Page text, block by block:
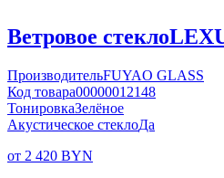
Ветровое стекло
ПроизводительFUYAO GLASS
Код товара00000012148
ТонировкаЗелёное
Акустическое стеклоДа
от 2 420 BYN